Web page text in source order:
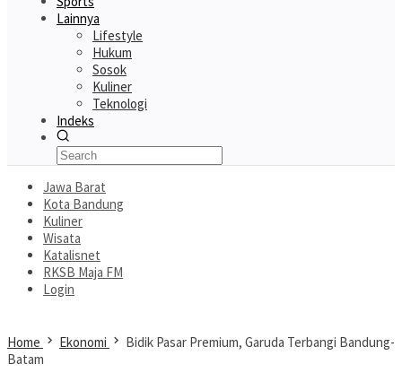
Lainnya
Lifestyle
Hukum
Sosok
Kuliner
Teknologi
Indeks
Jawa Barat
Kota Bandung
Kuliner
Wisata
Katalisnet
RKSB Maja FM
Login
Home Ekonomi
Bidik Pasar Premium, Garuda Terbangi Bandung-
Batam